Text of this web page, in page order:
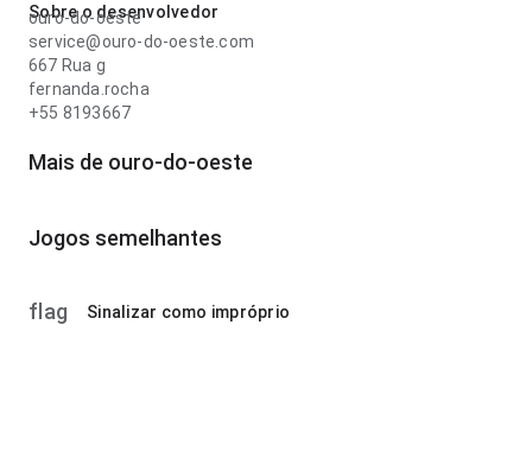
Sobre o desenvolvedor
ouro-do-oeste
service@ouro-do-oeste.com
667 Rua g
fernanda.rocha
+55 8193667
Mais de ouro-do-oeste
Jogos semelhantes
flag Sinalizar como impróprio